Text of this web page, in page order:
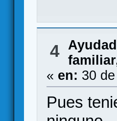
4
« en: 30
Pues